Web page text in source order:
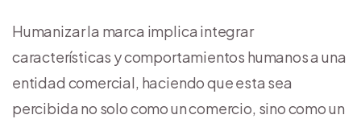
Humanizar la marca implica integrar
características y comportamientos humanos a una
entidad comercial, haciendo que esta sea
percibida no solo como un comercio, sino como un